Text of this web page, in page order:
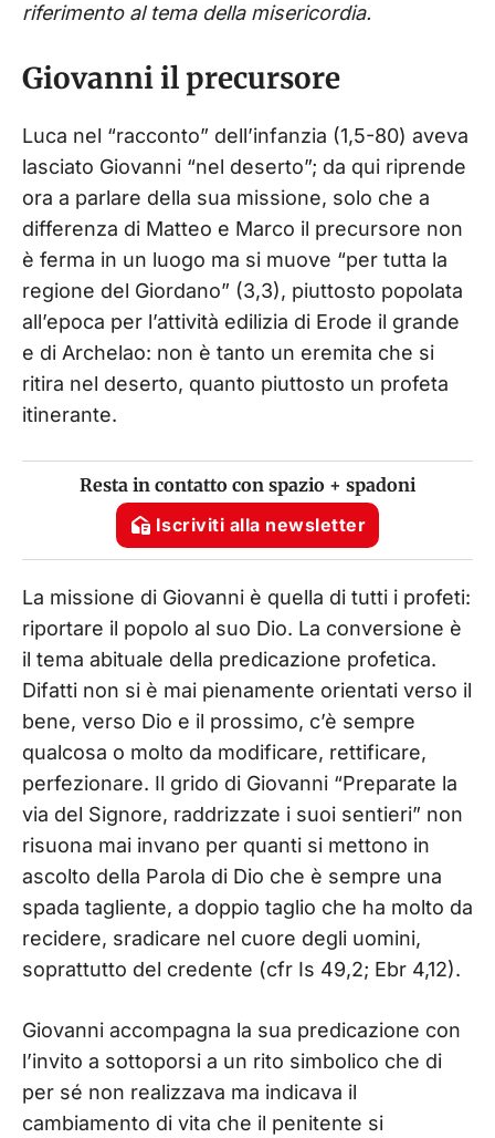
riferimento al tema della misericordia.
Giovanni il precursore
Luca nel “racconto” dell’infanzia (1,5-80) aveva
lasciato Giovanni “nel deserto”; da qui riprende
ora a parlare della sua missione, solo che a
differenza di Matteo e Marco il precursore non
è ferma in un luogo ma si muove “per tutta la
regione del Giordano” (3,3), piuttosto popolata
all’epoca per l’attività edilizia di Erode il grande
e di Archelao: non è tanto un eremita che si
ritira nel deserto, quanto piuttosto un profeta
itinerante.
Resta in contatto con spazio + spadoni
Iscriviti alla newsletter
La missione di Giovanni è quella di tutti i profeti:
riportare il popolo al suo Dio. La conversione è
il tema abituale della predicazione profetica.
Difatti non si è mai pienamente orientati verso il
bene, verso Dio e il prossimo, c’è sempre
qualcosa o molto da modificare, rettificare,
perfezionare. Il grido di Giovanni “Preparate la
via del Signore, raddrizzate i suoi sentieri” non
risuona mai invano per quanti si mettono in
ascolto della Parola di Dio che è sempre una
spada tagliente, a doppio taglio che ha molto da
recidere, sradicare nel cuore degli uomini,
soprattutto del credente (cfr Is 49,2; Ebr 4,12).
Giovanni accompagna la sua predicazione con
l’invito a sottoporsi a un rito simbolico che di
per sé non realizzava ma indicava il
cambiamento di vita che il penitente si